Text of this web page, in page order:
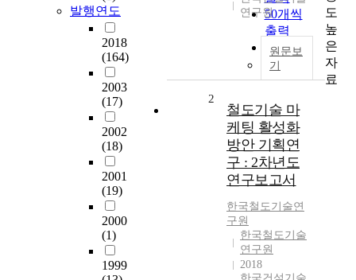
발행연도
2018
(164)
2003
(17)
2002
(18)
2001
(19)
2000
(1)
1999
50개씩
출력
100개씩
출력
연구원
원문보
기
2
철도기술 마
케팅 활성화
방안 기획연
구 : 2차년도
연구보고서
한국철도기술연
구원
한국철도기술
연구원
2018
도
높
은
자
료